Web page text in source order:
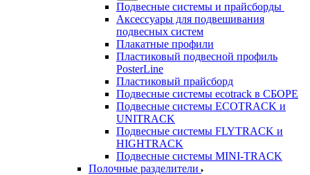
Подвесные системы и прайсборды
Аксессуары для подвешивания
подвесных систем
Плакатные профили
Пластиковый подвесной профиль
PosterLine
Пластиковый прайсборд
Подвесные системы ecotrack в СБОРЕ
Подвесные системы ECOTRACK и
UNITRACK
Подвесные системы FLYTRACK и
HIGHTRACK
Подвесные системы MINI-TRACK
Полочные разделители